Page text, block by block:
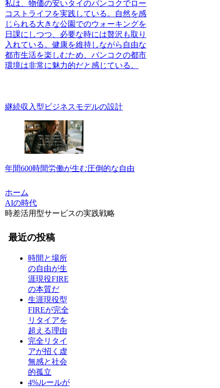
私は、物価の安いタイのバンコクでロー
コストライフを実践している。自然を感
じられる大きな公園でのウォーキングを
日課にしつつ、必要な時には贅沢も取り
入れている。健康を維持しながら自由な
都市生活を楽しむため、バンコクの都市
環境は非常に魅力的だと感じている。
継続収入型ビジネスモデルの設計
年間600時間労働が生む圧倒的な自由
ホーム
AIの時代
時差活用型サービスの実践戦略
最近の投稿
時間と場所
の自由が生
涯現役FIRE
の本質だ
生涯現役型
FIREが完全
リタイアを
超える理由
完全リタイ
アが招く虚
無感と社会
的孤立
4%ルールが